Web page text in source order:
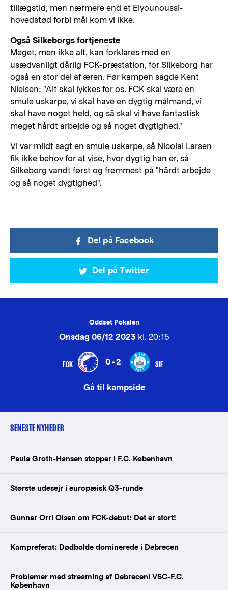
tillægstid, men nærmere end et Elyounoussi-
hovedstød forbi mål kom vi ikke.
Også Silkeborgs fortjeneste
Meget, men ikke alt, kan forklares med en
usædvanligt dårlig FCK-præstation, for Silkeborg har
også en stor del af æren. Før kampen sagde Kent
Nielsen: "Alt skal lykkes for os. FCK skal være en
smule uskarpe, vi skal have en dygtig målmand, vi
skal have noget held, og så skal vi have fantastisk
meget hårdt arbejde og så noget dygtighed."
Vi var mildt sagt en smule uskarpe, så Nicolai Larsen
fik ikke behov for at vise, hvor dygtig han er, så
Silkeborg vandt først og fremmest på "hårdt arbejde
og så noget dygtighed".
Del på Facebook
Del på Twitter
Oddset Pokalen
Onsdag 06/12 2023 kl. 20:15
FCK 0-2 SIF
Gå til kampside
SENESTE NYHEDER
Paula Groth-Hansen stopper i F.C. København
Største udesejr i europæisk Q3-runde
Gunnar Orri Olsen om FCK-debut: Det er stort!
Kampreferat: Dødbolde dominerede i Debrecen
Problemer med streaming af Debreceni VSC-F.C.
København